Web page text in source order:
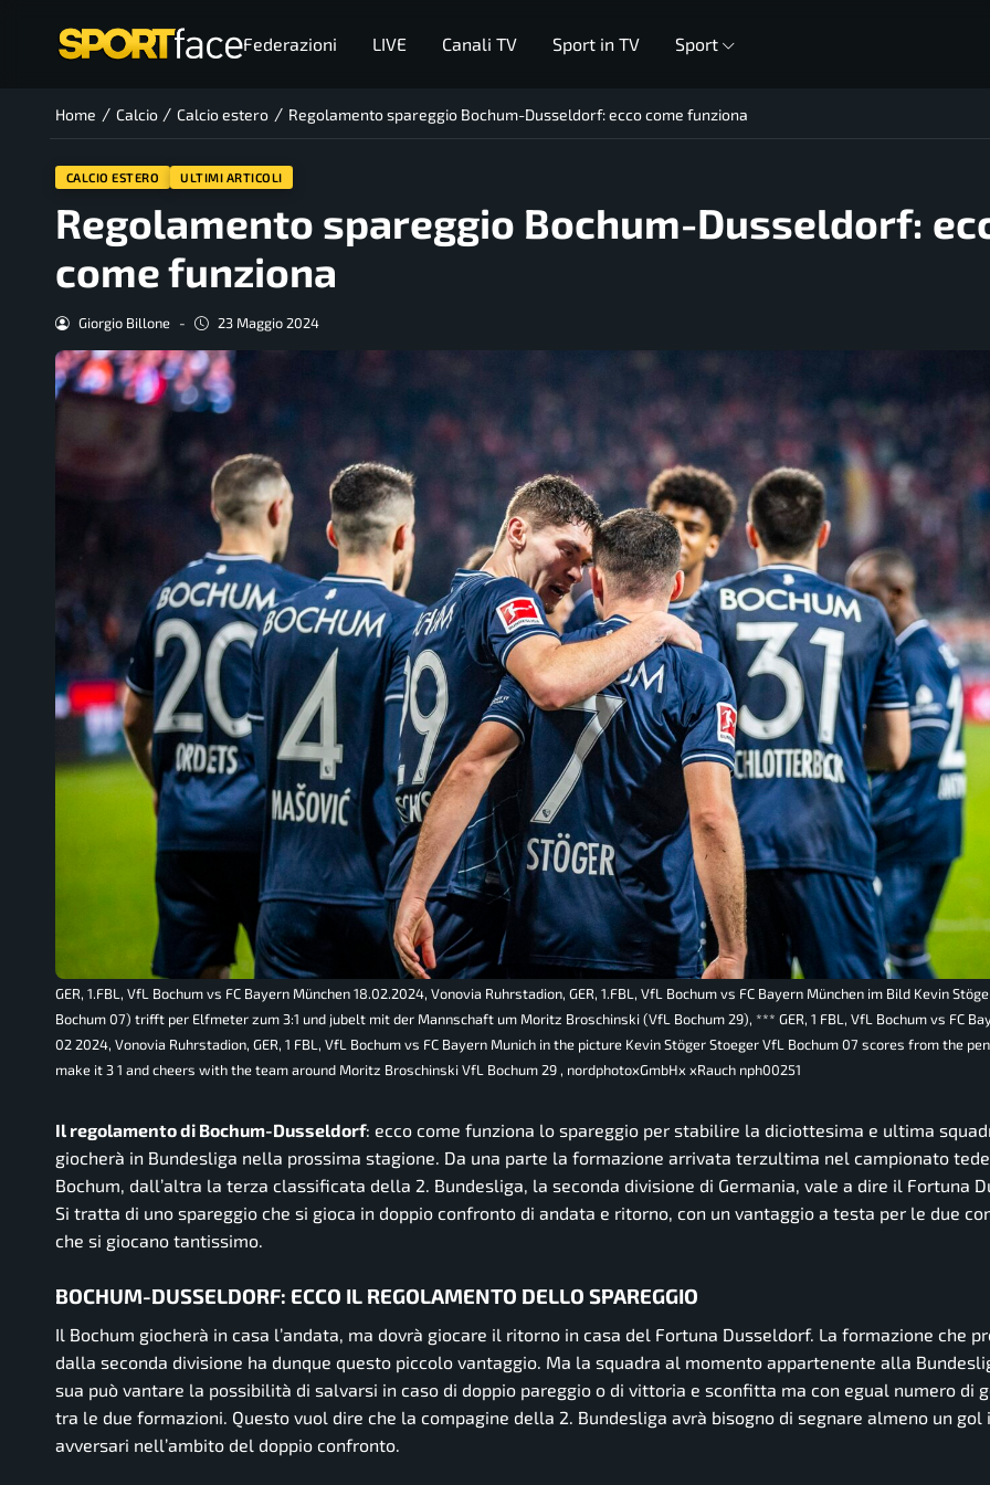
Federazioni LIVE Canali TV Sport in TV Sport
Home / Calcio / Calcio estero / Regolamento spareggio Bochum-Dusseldorf: ecco come funziona
CALCIO ESTERO ULTIMI ARTICOLI
Regolamento spareggio Bochum-Dusseldorf:
come funziona
Giorgio Billone - 23 Maggio 2024
GER, 1.FBL, VfL Bochum vs FC Bayern München 18.02.2024, Vonovia Ruhrstadion, GER, 1.FBL, VfL Bochum vs FC Bayern München im Bild Kevin
Bochum 07) trifft per Elfmeter zum 3:1 und jubelt mit der Mannschaft um Moritz Broschinski (VfL Bochum 29), *** GER, 1 FBL, VfL Bochum vs FC
02 2024, Vonovia Ruhrstadion, GER, 1 FBL, VfL Bochum vs FC Bayern Munich in the picture Kevin Stöger Stoeger VfL Bochum 07 scores from the
make it 3 1 and cheers with the team around Moritz Broschinski VfL Bochum 29 , nordphotoxGmbHx xRauch nph00251
Il regolamento di Bochum-Dusseldorf: ecco come funziona lo spareggio per stabilire la diciottesima e ultima
giocherà in Bundesliga nella prossima stagione. Da una parte la formazione arrivata terzultima nel campionato
Bochum, dall’altra la terza classificata della 2. Bundesliga, la seconda divisione di Germania, vale a dire il Fortuna
Si tratta di uno spareggio che si gioca in doppio confronto di andata e ritorno, con un vantaggio a testa per le due
che si giocano tantissimo.
BOCHUM-DUSSELDORF: ECCO IL REGOLAMENTO DELLO SPAREGGIO
Il Bochum giocherà in casa l’andata, ma dovrà giocare il ritorno in casa del Fortuna Dusseldorf. La formazione che
dalla seconda divisione ha dunque questo piccolo vantaggio. Ma la squadra al momento appartenente alla
sua può vantare la possibilità di salvarsi in caso di doppio pareggio o di vittoria e sconfitta ma con egual numero di
tra le due formazioni. Questo vuol dire che la compagine della 2. Bundesliga avrà bisogno di segnare almeno un gol
avversari nell’ambito del doppio confronto.